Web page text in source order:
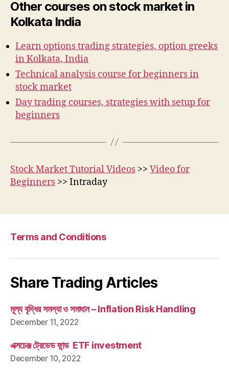
Other courses on stock market in
Kolkata India
Learn options trading strategies, option greeks
in Kolkata, India
Technical analysis course for beginners in
stock market
Day trading courses, strategies with setup for
beginners
Stock Market Tutorial Videos >> Video for
Beginners >> Intraday
Terms and Conditions
Share Trading Articles
মূল্য বৃদ্ধির সমস্যা ও সমাধান – Inflation Risk Handling
December 11, 2022
এক্সচেঞ্জ ট্রেডেড ফান্ড ETF investment
December 10, 2022